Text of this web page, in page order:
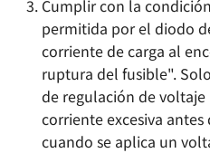
Cumplir con la
permitida por el diodo
corriente de carga al
ruptura del fusible".
de regulación de
corriente excesiva
cuando se aplica un